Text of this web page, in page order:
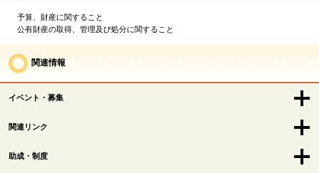
予算、財産に関すること
公有財産の取得、管理及び処分に関すること
関連情報
イベント・募集
関連リンク
助成・制度